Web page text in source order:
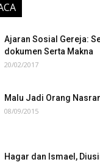
Ajaran Sosial Gereja:
dokumen Serta Makna
20/02/2017
Malu Jadi Orang
08/09/2015
Hagar dan Ismael,